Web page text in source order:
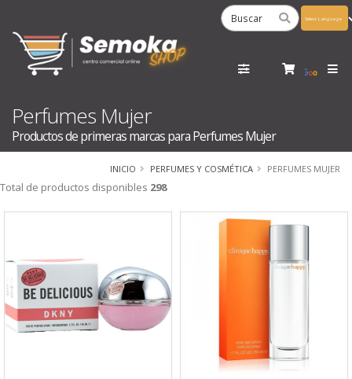
Perfumes Mujer
Productos de primeras marcas para Perfumes Mujer
INICIO PERFUMES Y COSMÉTICA PERFUMES MUJER
Total de productos disponibles 298